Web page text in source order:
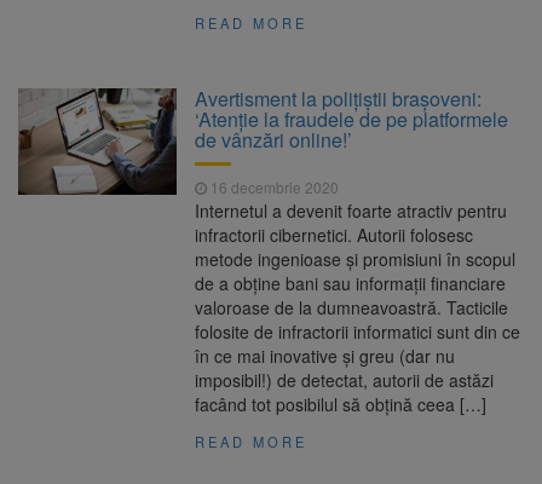
READ MORE
Avertisment la polițiștii brașoveni:
‘Atenție la fraudele de pe platformele
de vânzări online!’
16 decembrie 2020
Internetul a devenit foarte atractiv pentru
infractorii cibernetici. Autorii folosesc
metode ingenioase și promisiuni în scopul
de a obține bani sau informații financiare
valoroase de la dumneavoastră. Tacticile
folosite de infractorii informatici sunt din ce
în ce mai inovative și greu (dar nu
imposibil!) de detectat, autorii de astăzi
facând tot posibilul să obțină ceea […]
READ MORE